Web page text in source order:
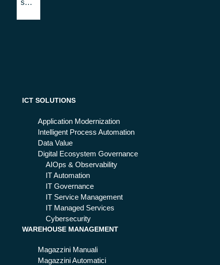
vel
sof
di
ICT SOLUTIONS
Application Modernization
Intelligent Process Automation
Data Value
Digital Ecosystem Governance
AIOps & Observability
IT Automation
IT Governance
IT Service Management
IT Managed Services
Cybersecurity
WAREHOUSE MANAGEMENT
Magazzini Manuali
Magazzini Automatici